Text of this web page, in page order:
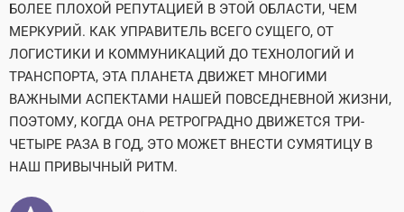
БОЛЕЕ ПЛОХОЙ РЕПУТАЦИЕЙ В ЭТОЙ ОБЛАСТИ, ЧЕМ
МЕРКУРИЙ. КАК УПРАВИТЕЛЬ ВСЕГО СУЩЕГО, ОТ
ЛОГИСТИКИ И КОММУНИКАЦИЙ ДО ТЕХНОЛОГИЙ И
ТРАНСПОРТА, ЭТА ПЛАНЕТА ДВИЖЕТ МНОГИМИ
ВАЖНЫМИ АСПЕКТАМИ НАШЕЙ ПОВСЕДНЕВНОЙ ЖИЗНИ,
ПОЭТОМУ, КОГДА ОНА РЕТРОГРАДНО ДВИЖЕТСЯ ТРИ-
ЧЕТЫРЕ РАЗА В ГОД, ЭТО МОЖЕТ ВНЕСТИ СУМЯТИЦУ В
НАШ ПРИВЫЧНЫЙ РИТМ.